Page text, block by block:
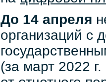
До 14 апреля
организаций с
(за март 2022